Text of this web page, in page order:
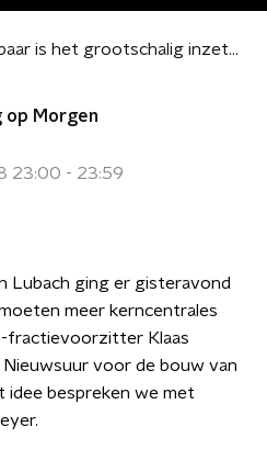
Hoe haalbaar is het grootschalig inzetten van kernenergie?
op Morgen
23:00 - 23:59
Lubach ging er gisteravond
meer kerncentrales
fractievoorzitter Klaas
voor de bouw van
idee bespreken we met